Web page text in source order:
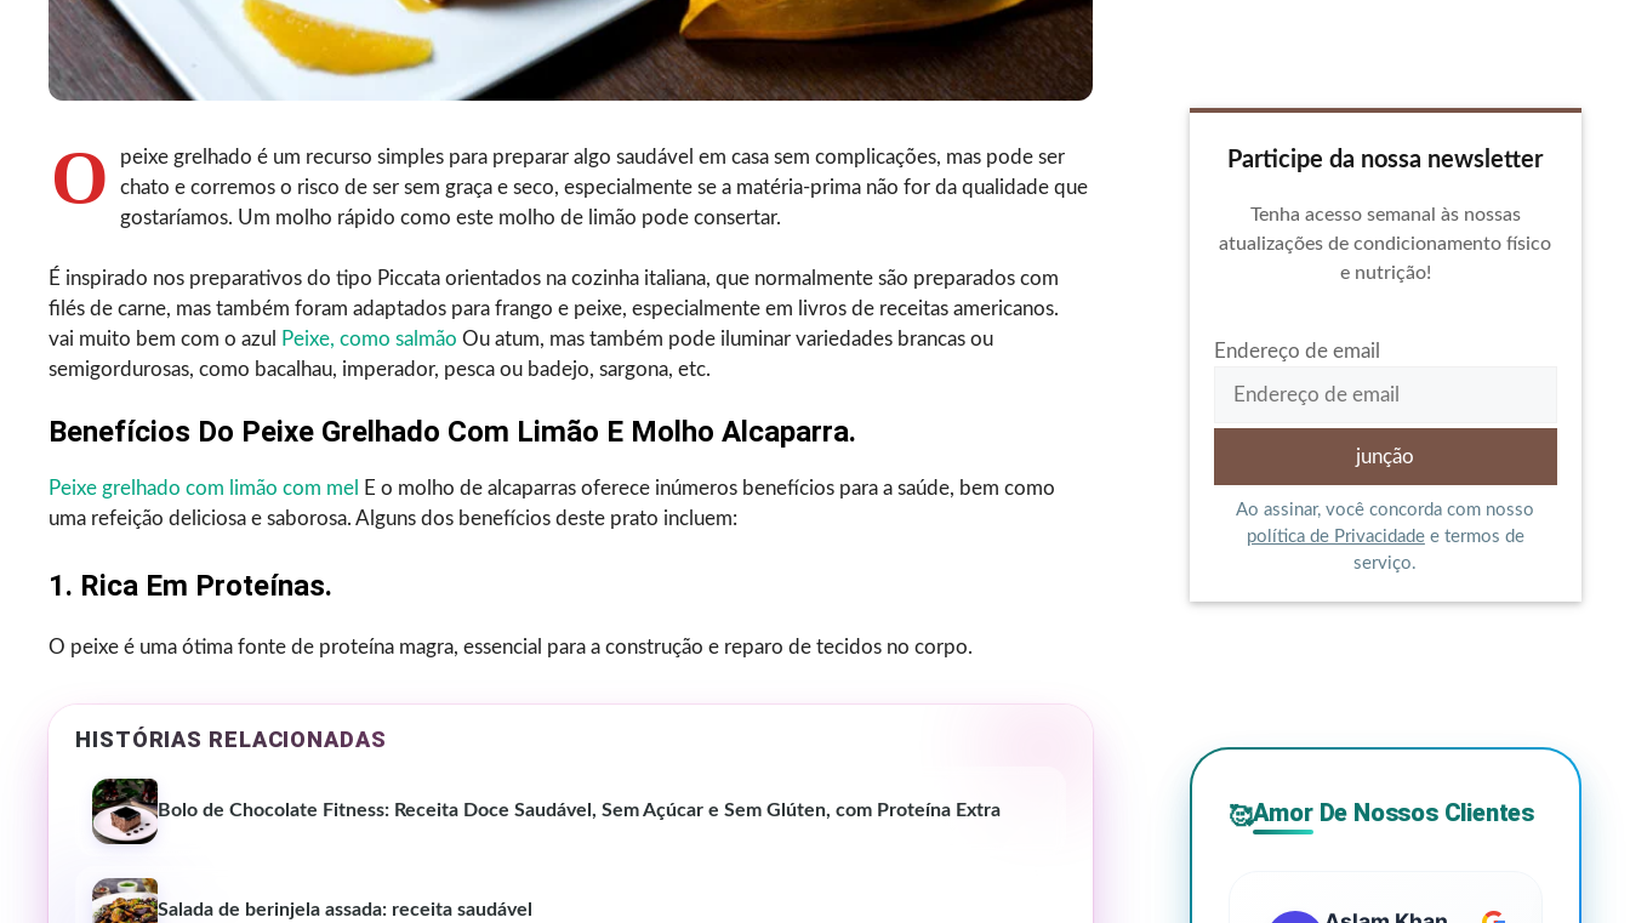
O
peixe grelhado é um recurso simples para preparar algo saudável em casa sem complicações, mas pode ser
chato e corremos o risco de ser sem graça e seco, especialmente se a matéria-prima não for da qualidade que
gostaríamos. Um molho rápido como este molho de limão pode consertar.
É inspirado nos preparativos do tipo Piccata orientados na cozinha italiana, que normalmente são preparados com
filés de carne, mas também foram adaptados para frango e peixe, especialmente em livros de receitas americanos.
vai muito bem com o azul
Peixe, como salmão Ou atum, mas também pode iluminar variedades brancas ou
semigordurosas, como bacalhau, imperador, pesca ou badejo, sargona, etc.
Benefícios Do Peixe Grelhado Com Limão E Molho Alcaparra.
Peixe grelhado com limão com mel
E o molho de alcaparras oferece inúmeros benefícios para a saúde, bem como
uma refeição deliciosa e saborosa. Alguns dos benefícios deste prato incluem:
1. Rica Em Proteínas.
O peixe é uma ótima fonte de proteína magra, essencial para a construção e reparo de tecidos no corpo.
HISTÓRIAS RELACIONADAS
Bolo de Chocolate Fitness: Receita Doce Saudável, Sem Açúcar e Sem Glúten, com Proteína Extra
Salada de berinjela assada: receita saudável
Participe da nossa newsletter
Tenha acesso semanal às nossas
atualizações de condicionamento físico
e nutrição!
Endereço de email
Ao assinar, você concorda com nosso
política de Privacidadee termos de
serviço.
🥰Amor De Nossos Clientes